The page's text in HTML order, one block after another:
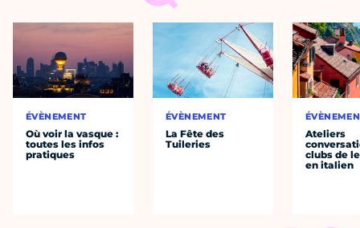
ÉVÈNEMENT
Où voir la vasque :
toutes les infos
pratiques
ÉVÈNEMENT
La Fête des
Tuileries
Ateliers
clubs de
en italien